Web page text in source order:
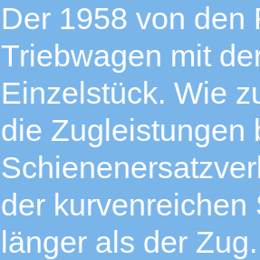
Der 1958 von den
Triebwagen mit
Einzelstück. Wie
die Zugleistungen
der
länger als der